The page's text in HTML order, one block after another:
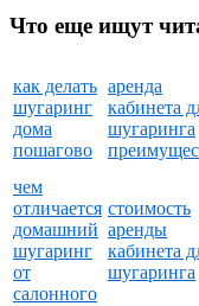
Что еще ищут
как делать
шугаринг
дома
пошагово
аренда
кабинета
шугаринга
чем
отличается
домашний
шугаринг
от
салонного
стоимость
аренды
кабинета
шугаринга